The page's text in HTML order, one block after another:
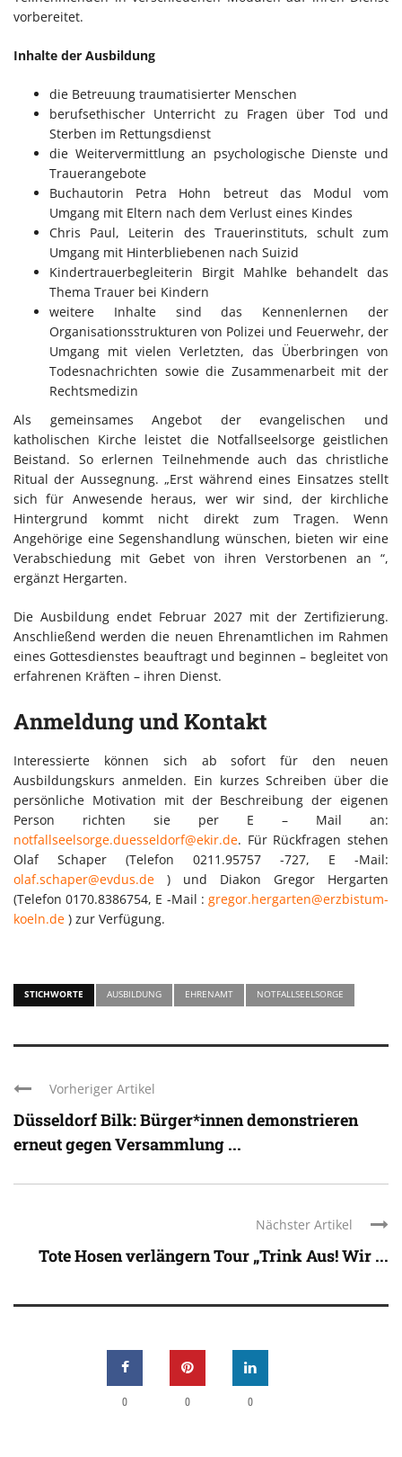
vorbereitet.
Inhalte der Ausbildung
die Betreuung traumatisierter Menschen
berufsethischer Unterricht zu Fragen über Tod und
Sterben im Rettungsdienst
die Weitervermittlung an psychologische Dienste und
Trauerangebote
Buchautorin Petra Hohn betreut das Modul vom
Umgang mit Eltern nach dem Verlust eines Kindes
Chris Paul, Leiterin des Trauerinstituts, schult zum
Umgang mit Hinterbliebenen nach Suizid
Kindertrauerbegleiterin Birgit Mahlke behandelt das
Thema Trauer bei Kindern
weitere Inhalte sind das Kennenlernen der
Organisationsstrukturen von Polizei und Feuerwehr, der
Umgang mit vielen Verletzten, das Überbringen von
Todesnachrichten sowie die Zusammenarbeit mit der
Rechtsmedizin
Als gemeinsames Angebot der evangelischen und
katholischen Kirche leistet die Notfallseelsorge geistlichen
Beistand. So erlernen Teilnehmende auch das christliche
Ritual der Aussegnung. „Erst während eines Einsatzes stellt
sich für Anwesende heraus, wer wir sind, der kirchliche
Hintergrund kommt nicht direkt zum Tragen. Wenn
Angehörige eine Segenshandlung wünschen, bieten wir eine
Verabschiedung mit Gebet von ihren Verstorbenen an “,
ergänzt Hergarten.
Die Ausbildung endet Februar 2027 mit der Zertifizierung.
Anschließend werden die neuen Ehrenamtlichen im Rahmen
eines Gottesdienstes beauftragt und beginnen – begleitet von
erfahrenen Kräften – ihren Dienst.
Anmeldung und Kontakt
Interessierte können sich ab sofort für den neuen
Ausbildungskurs anmelden. Ein kurzes Schreiben über die
persönliche Motivation mit der Beschreibung der eigenen
Person richten sie per E – Mail an:
notfallseelsorge.duesseldorf@ekir.de. Für Rückfragen stehen
Olaf Schaper (Telefon 0211.95757 -727, E -Mail:
olaf.schaper@evdus.de ) und Diakon Gregor Hergarten
(Telefon 0170.8386754, E -Mail : gregor.hergarten@erzbistum-
koeln.de ) zur Verfügung.
STICHWORTE AUSBILDUNG EHRENAMT NOTFALLSEELSORGE
Vorheriger Artikel
Düsseldorf Bilk: Bürger*innen demonstrieren
erneut gegen Versammlung ...
Nächster Artikel
Tote Hosen verlängern Tour „Trink Aus! Wir ...
0 0 0